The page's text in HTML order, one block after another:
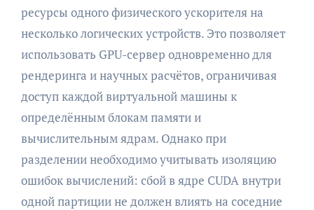
ресурсы одного физического ускорителя на
несколько логических устройств. Это позволяет
использовать GPU-сервер одновременно для
рендеринга и научных расчётов, ограничивая
доступ каждой виртуальной машины к
определённым блокам памяти и
вычислительным ядрам. Однако при
разделении необходимо учитывать изоляцию
ошибок вычислений: сбой в ядре CUDA внутри
одной партиции не должен влиять на соседние